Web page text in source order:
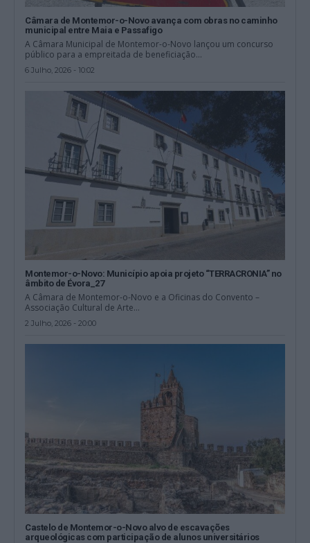
Câmara de Montemor-o-Novo avança com obras no caminho
municipal entre Maia e Passafigo
A Câmara Municipal de Montemor-o-Novo lançou um concurso
público para a empreitada de beneficiação...
6 Julho, 2026 - 10:02
Montemor-o-Novo: Município apoia projeto “TERRACRONIA” no
âmbito de Évora_27
A Câmara de Montemor-o-Novo e a Oficinas do Convento –
Associação Cultural de Arte...
2 Julho, 2026 - 20:00
Castelo de Montemor-o-Novo alvo de escavações
arqueológicas com participação de alunos universitários